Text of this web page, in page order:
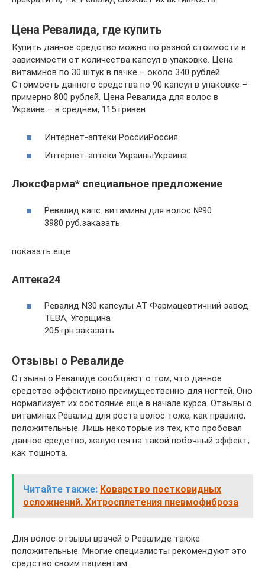
Цена Ревалида, где купить
Купить данное средство можно по разной стоимости в
зависимости от количества капсул в упаковке. Цена
витаминов по 30 штук в пачке – около 340 рублей.
Стоимость данного средства по 90 капсул в упаковке –
примерно 800 рублей. Цена Ревалида для волос в
Украине – в среднем, 115 гривен.
Интернет-аптеки РоссииРоссия
Интернет-аптеки УкраиныУкраина
ЛюксФарма* специальное предложение
Ревалид капс. витамины для волос №90
3980 руб.заказать
показать еще
Аптека24
Ревалид N30 капсулы АТ Фармацевтичний завод
ТЕВА, Угорщина
205 грн.заказать
Отзывы о Ревалиде
Отзывы о Ревалиде сообщают о том, что данное
средство эффективно преимущественно для ногтей. Оно
нормализует их состояние еще в начале курса. Отзывы о
витаминах Ревалид для роста волос тоже, как правило,
положительные. Лишь некоторые из тех, кто пробовал
данное средство, жалуются на такой побочный эффект,
как тошнота.
Читайте также: Коварство постковидных
осложнений. Хитросплетения пневмофиброза
Для волос отзывы врачей о Ревалиде также
положительные. Многие специалисты рекомендуют это
средство своим пациентам.